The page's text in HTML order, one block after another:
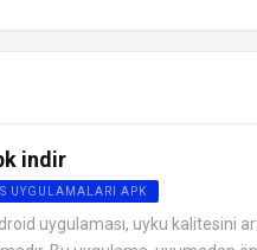
indir
UYGULAMALARI APK
uygulaması, uyku kalitesini